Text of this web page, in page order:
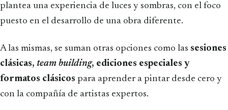
plantea una experiencia de luces y sombras, con el foco
puesto en el desarrollo de una obra diferente.
A las mismas, se suman otras opciones como las sesiones
clásicas, team building, ediciones especiales y
formatos clásicos para aprender a pintar desde cero y
con la compañía de artistas expertos.